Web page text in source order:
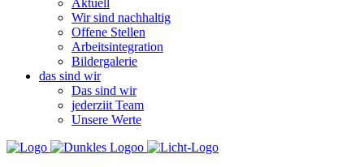
Aktuell
Wir sind nachhaltig
Offene Stellen
Arbeitsintegration
Bildergalerie
das sind wir
Das sind wir
jederziit Team
Unsere Werte